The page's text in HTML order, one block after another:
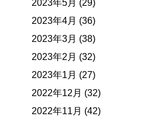
2023年5月 (29)
2023年4月 (36)
2023年3月 (38)
2023年2月 (32)
2023年1月 (27)
2022年12月 (32)
2022年11月 (42)